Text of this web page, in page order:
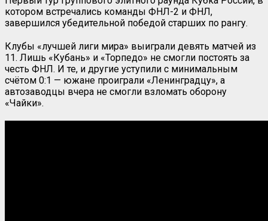
котором встречались команды ФНЛ-2 и ФНЛ,
завершился убедительной победой старших по рангу.
Клубы «лучшей лиги мира» выиграли девять матчей из
11. Лишь «Кубань» и «Торпедо» не смогли постоять за
честь ФНЛ. И те, и другие уступили с минимальным
счётом 0:1 — южане проиграли «Ленинградцу», а
автозаводцы вчера не смогли взломать оборону
«Чайки».